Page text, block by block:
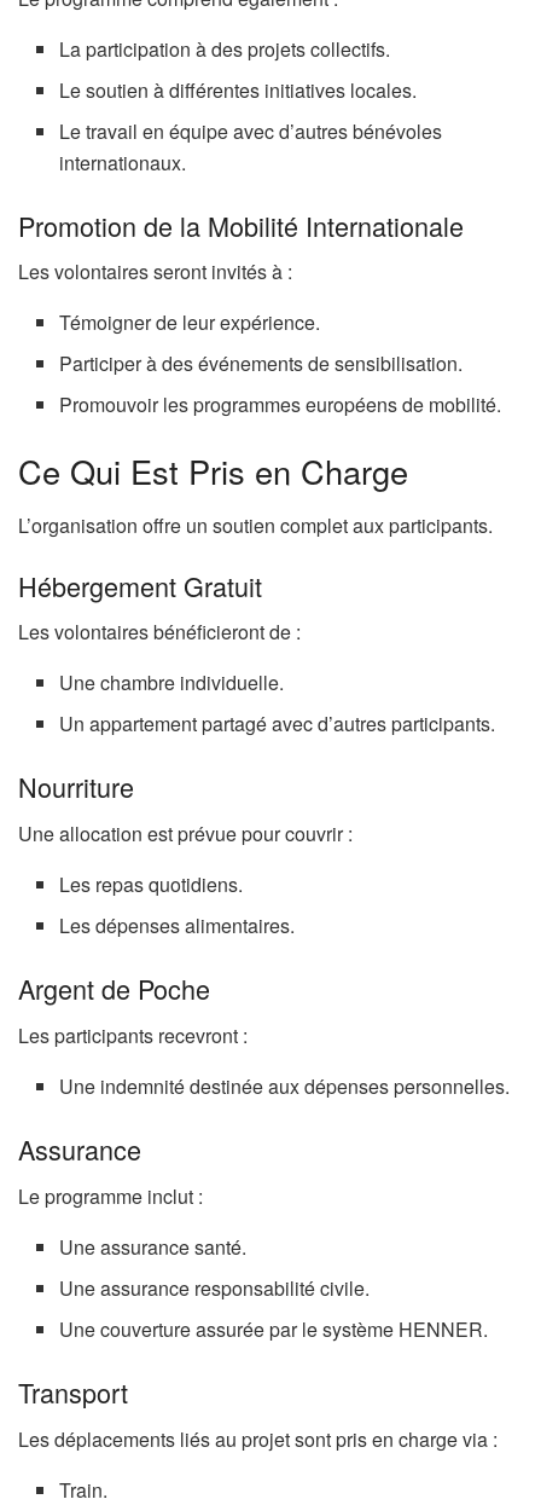
La participation à des projets collectifs.
Le soutien à différentes initiatives locales.
Le travail en équipe avec d’autres bénévoles
internationaux.
Promotion de la Mobilité Internationale
Les volontaires seront invités à :
Témoigner de leur expérience.
Participer à des événements de sensibilisation.
Promouvoir les programmes européens de mobilité.
Ce Qui Est Pris en Charge
L’organisation offre un soutien complet aux participants.
Hébergement Gratuit
Les volontaires bénéficieront de :
Une chambre individuelle.
Un appartement partagé avec d’autres participants.
Nourriture
Une allocation est prévue pour couvrir :
Les repas quotidiens.
Les dépenses alimentaires.
Argent de Poche
Les participants recevront :
Une indemnité destinée aux dépenses personnelles.
Assurance
Le programme inclut :
Une assurance santé.
Une assurance responsabilité civile.
Une couverture assurée par le système HENNER.
Transport
Les déplacements liés au projet sont pris en charge via :
Train.